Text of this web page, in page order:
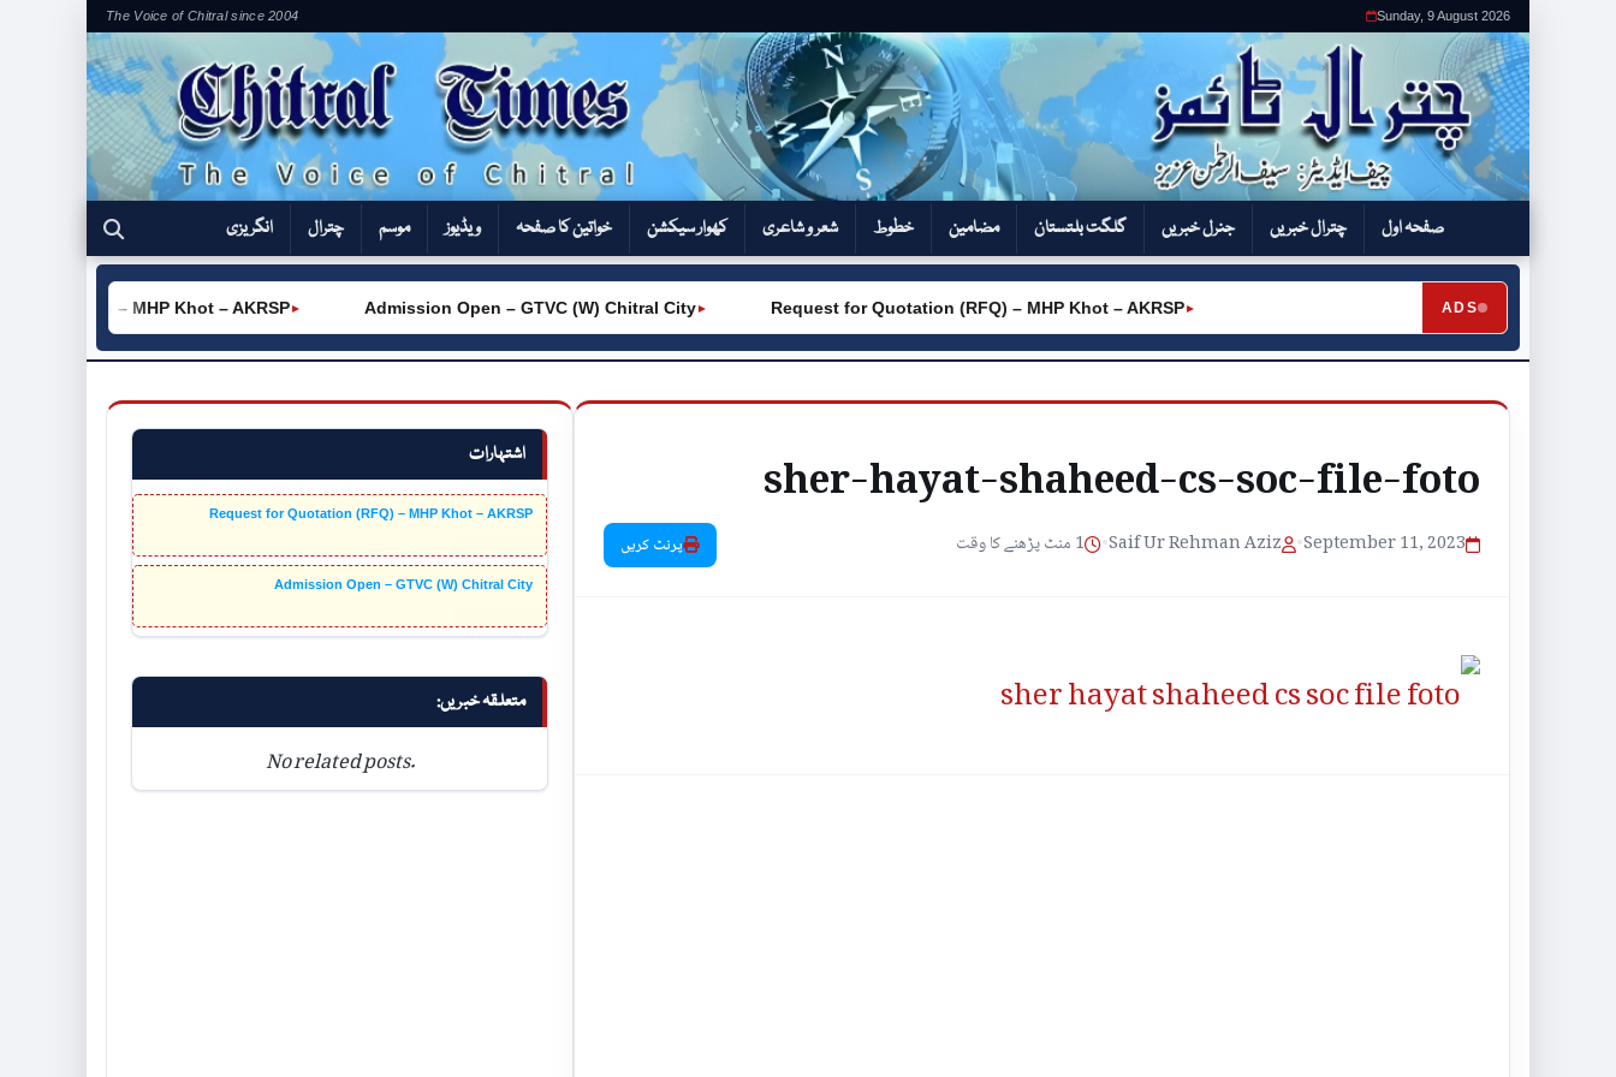
The Voice of Chitral since 2004 Sunday, 9 August 2026
صفحہ اول چترال خبریں جنرل خبریں گلگت بلتستان مضامین خطوط شعر و شاعری کھوار سیکشن‎ خواتین کا صفحہ ویڈیوز موسم چترال انگریزی
ADS
►
(RFQ) – MHP Khot – AKRSP ►
Request for Quotation (RFQ) – MHP Khot – AKRSP
►
Admission Open – GTVC (W) Chitral City
اشتہارات
Request for Quotation (RFQ) – MHP Khot – AKRSP
Admission Open – GTVC (W) Chitral City
متعلقہ خبریں:
No related posts.
sher-hayat-shaheed-cs-soc-file-foto
September 11, 2023
•
Saif Ur Rehman Aziz
• 1 منٹ پڑھنے کا وقت پرنٹ کریں